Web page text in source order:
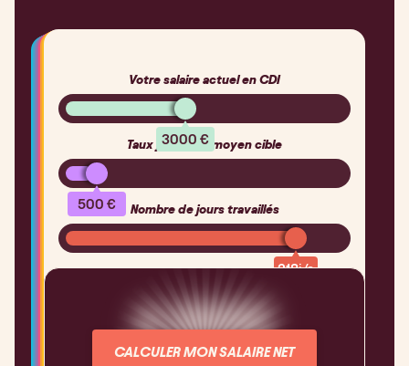
Votre salaire actuel en CDI
3000 €
Taux journalier moyen cible
500 € Nombre de jours travaillés
218j/a
6 255€
CALCULER MON SALAIRE NET